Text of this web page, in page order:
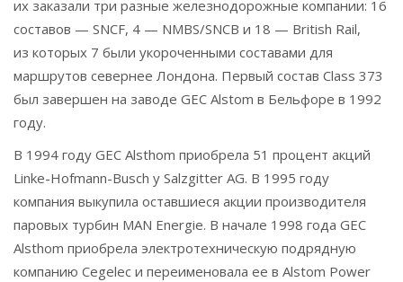
их заказали три разные железнодорожные компании: 16
составов — SNCF, 4 — NMBS/SNCB и 18 — British Rail,
из которых 7 были укороченными составами для
маршрутов севернее Лондона. Первый состав Class 373
был завершен на заводе GEC Alstom в Бельфоре в 1992
году.
В 1994 году GEC Alsthom приобрела 51 процент акций
Linke-Hofmann-Busch у Salzgitter AG. В 1995 году
компания выкупила оставшиеся акции производителя
паровых турбин MAN Energie. В начале 1998 года GEC
Alsthom приобрела электротехническую подрядную
компанию Cegelec и переименовала ее в Alstom Power